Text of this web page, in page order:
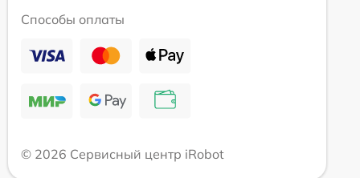
Способы оплаты
© 2026 Сервисный центр iRobot